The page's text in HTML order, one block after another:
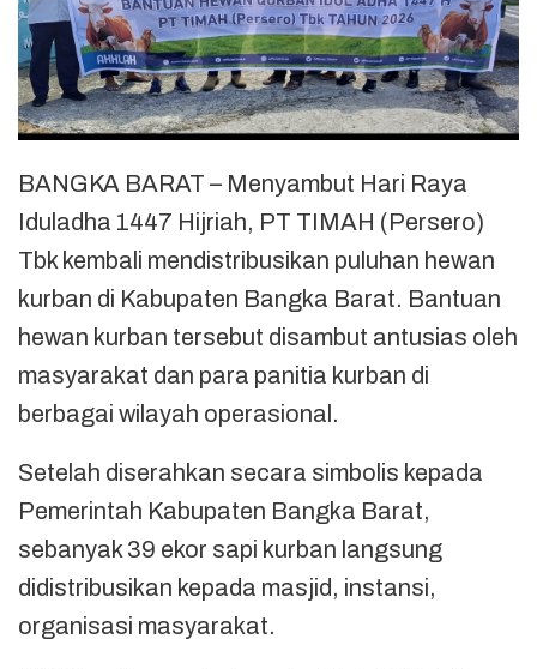
BANGKA BARAT – Menyambut Hari Raya
Iduladha 1447 Hijriah, PT TIMAH (Persero)
Tbk kembali mendistribusikan puluhan hewan
kurban di Kabupaten Bangka Barat. Bantuan
hewan kurban tersebut disambut antusias oleh
masyarakat dan para panitia kurban di
berbagai wilayah operasional.
Setelah diserahkan secara simbolis kepada
Pemerintah Kabupaten Bangka Barat,
sebanyak 39 ekor sapi kurban langsung
didistribusikan kepada masjid, instansi,
organisasi masyarakat.